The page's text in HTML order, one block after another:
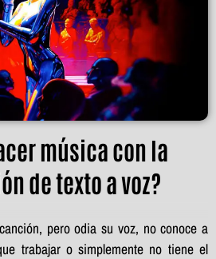
música con la
de texto a voz?
pero odia su voz, no conoce a
trabajar o simplemente no tiene el